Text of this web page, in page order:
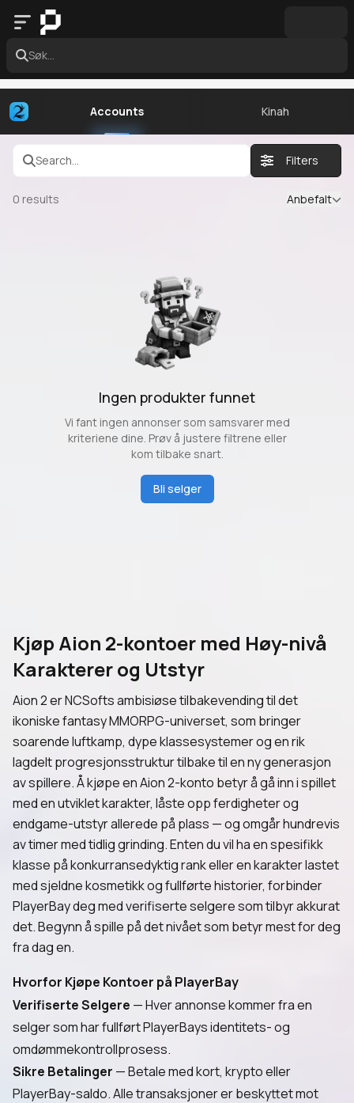
Søk...
Accounts Kinah
Search... Filters
0 results Anbefalt
Ingen produkter funnet
Vi fant ingen annonser som samsvarer med
kriteriene dine. Prøv å justere filtrene eller
kom tilbake snart.
Bli selger
Kjøp Aion 2-kontoer med Høy-nivå
Karakterer og Utstyr
Aion 2 er NCSofts ambisiøse tilbakevending til det
ikoniske fantasy MMORPG-universet, som bringer
soarende luftkamp, dype klassesystemer og en rik
lagdelt progresjonsstruktur tilbake til en ny generasjon
av spillere. Å kjøpe en Aion 2-konto betyr å gå inn i spillet
med en utviklet karakter, låste opp ferdigheter og
endgame-utstyr allerede på plass — og omgår hundrevis
av timer med tidlig grinding. Enten du vil ha en spesifikk
klasse på konkurransedyktig rank eller en karakter lastet
med sjeldne kosmetikk og fullførte historier, forbinder
PlayerBay deg med verifiserte selgere som tilbyr akkurat
det. Begynn å spille på det nivået som betyr mest for deg
fra dag en.
Hvorfor Kjøpe Kontoer på PlayerBay
Verifiserte Selgere — Hver annonse kommer fra en
selger som har fullført PlayerBays identitets- og
omdømmekontrollprosess.
Sikre Betalinger — Betale med kort, krypto eller
PlayerBay-saldo. Alle transaksjoner er beskyttet mot